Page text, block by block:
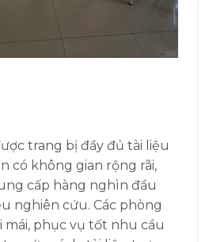
trang bị đầy đủ tài liệu
có không gian rộng rãi,
cấp hàng nghìn đầu
nghiên cứu. Các phòng
mái, phục vụ tốt nhu cầu